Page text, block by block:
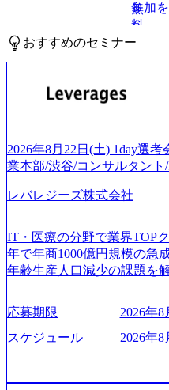
無
料
参加
おすすめのセミナー
2026年8月22日(土) 1day選
業本部/渋谷/コンサルタン
レバレジーズ株式会社
IT・医療の分野で業界TOP
年で年商1000億円規模の急
年齢生産人口減少の課題を
以上の事業を展開する オー
ており社内で新しい事業開
本経営をとっており、事業
s/
0x644.webp レバレジーズ株
応募期限
2026年8
スケジュール
2026年8